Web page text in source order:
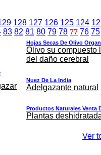
128 127 126 125 124
83 82 81 80 79 78 77 76 75
Hojas Secas De Olivo
Olivo su compuesto
del daño cerebral
Nuez De La India
Adelgazante natural
Productos Naturales Venta
Plantas
Ver